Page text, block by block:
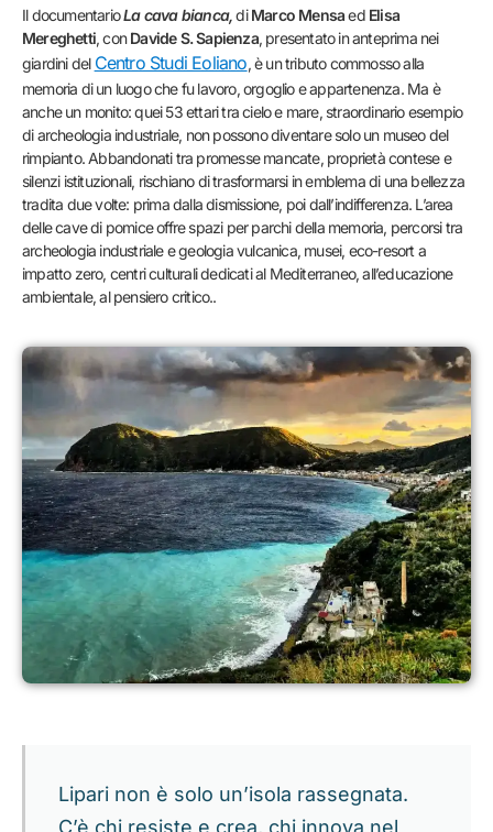
Il documentarioLa cava bianca,diMarco Mensaed Elisa
Mereghetti, conDavide S. Sapienza, presentato in anteprima nei
giardini del Centro Studi Eoliano, è un tributo commosso alla
memoria di un luogo che fu lavoro, orgoglio e appartenenza. Ma è
anche un monito: quei 53 ettari tra cielo e mare, straordinario esempio
di archeologia industriale, non possono diventare solo un museo del
rimpianto. Abbandonati tra promesse mancate, proprietà contese e
silenzi istituzionali, rischiano di trasformarsi in emblema di una bellezza
tradita due volte: prima dalla dismissione, poi dall’indifferenza. L’area
delle cave di pomice offre spazi per parchi della memoria, percorsi tra
archeologia industriale e geologia vulcanica, musei, eco-resort a
impatto zero, centri culturali dedicati al Mediterraneo, all’educazione
ambientale, al pensiero critico..
Lipari non è solo un’isola rassegnata.
C’è chi resiste e crea, chi innova nel